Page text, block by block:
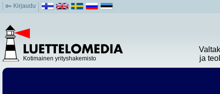
Kirjaudu
Kotimainen yrityshakemisto
ja